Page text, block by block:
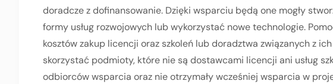
doradcze z dofinansowanie. Dzięki wsparciu będą one mogły
formy usług rozwojowych lub wykorzystać nowe technologie.
kosztów zakup licencji oraz szkoleń lub doradztwa związanych z
skorzystać podmioty, które nie są dostawcami licencji ani usług
odbiorców wsparcia oraz nie otrzymały wcześniej wsparcia w